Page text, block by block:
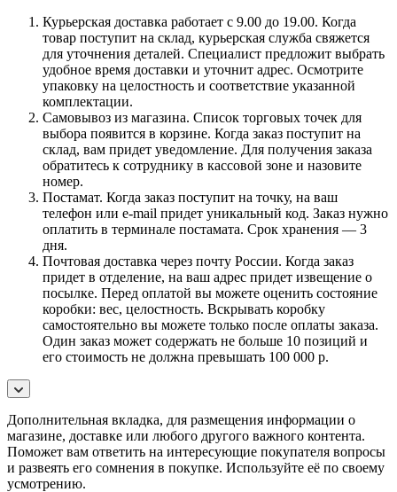
Курьерская доставка работает с 9.00 до 19.00. Когда
товар поступит на склад, курьерская служба свяжется
для уточнения деталей. Специалист предложит выбрать
удобное время доставки и уточнит адрес. Осмотрите
упаковку на целостность и соответствие указанной
комплектации.
Самовывоз из магазина. Список торговых точек для
выбора появится в корзине. Когда заказ поступит на
склад, вам придет уведомление. Для получения заказа
обратитесь к сотруднику в кассовой зоне и назовите
номер.
Постамат. Когда заказ поступит на точку, на ваш
телефон или e-mail придет уникальный код. Заказ нужно
оплатить в терминале постамата. Срок хранения — 3
дня.
Почтовая доставка через почту России. Когда заказ
придет в отделение, на ваш адрес придет извещение о
посылке. Перед оплатой вы можете оценить состояние
коробки: вес, целостность. Вскрывать коробку
самостоятельно вы можете только после оплаты заказа.
Один заказ может содержать не больше 10 позиций и
его стоимость не должна превышать 100 000 р.
Дополнительная вкладка, для размещения информации о
магазине, доставке или любого другого важного контента.
Поможет вам ответить на интересующие покупателя вопросы
и развеять его сомнения в покупке. Используйте её по своему
усмотрению.